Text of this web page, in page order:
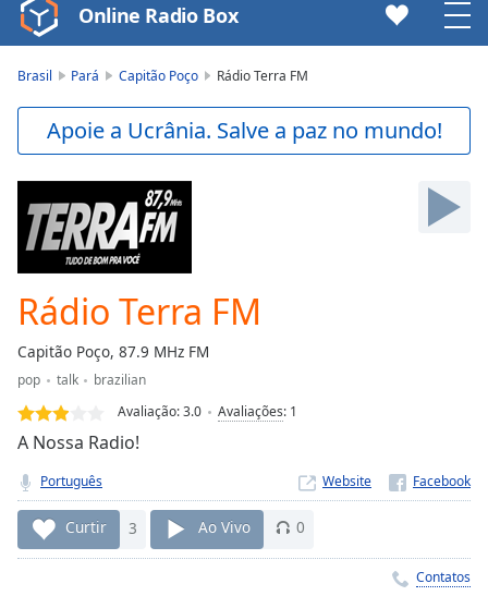
Video
Player
Backward
Skip
Forward
Mute
Current
Time0:00
Duration
Loaded:
0.00%
Stream
Seek to
live,
currently
behind
liveLIVE
Online Radio Box
Brasil Pará Capitão Poço Rádio Terra FM
Apoie a Ucrânia. Salve a paz no mundo!
Rádio Terra FM
Capitão Poço, 87.9 MHz FM
pop talk
brazilian
Avaliação:3.0 Avaliações: 1
A Nossa Radio!
Português Website
Curtir 3 Ao Vivo 0
Contatos